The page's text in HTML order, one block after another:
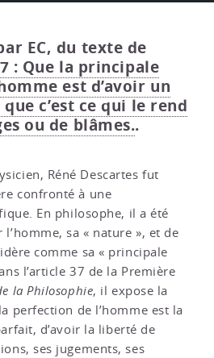
EC, du texte de
: Que la principale
est d’avoir un
c’est ce qui le rend
ou de blâmes..
Réné Descartes fut
confronté à une
En philosophe, il a été
sa « nature », et de
comme sa « principale
l’article 37 de la Première
la Philosophie, il expose la
perfection de l’homme est la
d’avoir la liberté de
ses jugements, ses